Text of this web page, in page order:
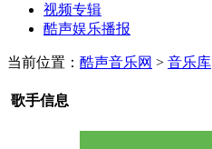
视频专辑
酷声娱乐播报
当前位置： 酷声音乐网 > 音乐库
歌手信息